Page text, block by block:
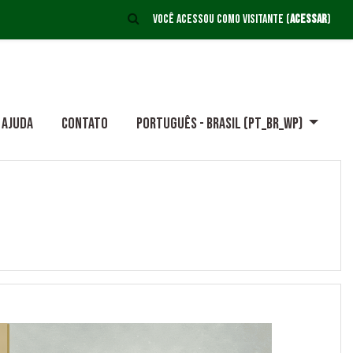
ALTERNAR ENTRADA DE PESQUISA
Você acessou como visitante (Acessar)
Ajuda Contato Português - Brasil ‎(pt_br_wp)‎